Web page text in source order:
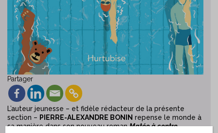
Partager
L’auteur jeunesse – et fidèle rédacteur de la présente
section – PIERRE-ALEXANDRE BONIN repense le monde à
sa manière dans son nouveau romanMatéo à contre-